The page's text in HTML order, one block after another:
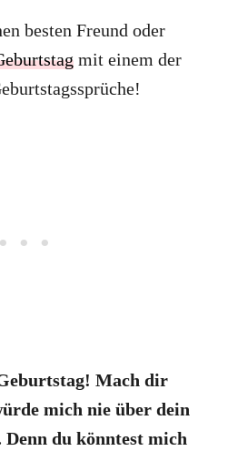
besten Freund oder
mit einem der
Mach dir
mich nie über dein
du könntest mich